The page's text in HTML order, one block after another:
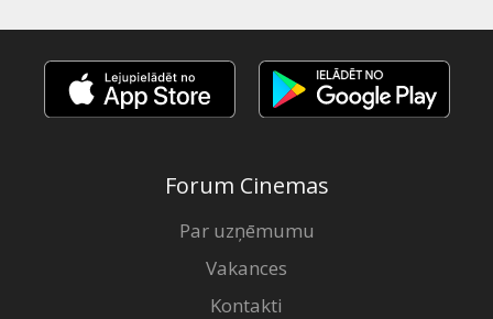
Forum Cinemas
Par uzņēmumu
Vakances
Kontakti